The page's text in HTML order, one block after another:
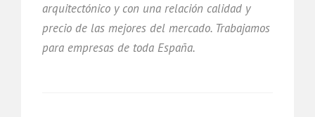
arquitectónico y con una relación calidad y
precio de las mejores del mercado. Trabajamos
para empresas de toda España.